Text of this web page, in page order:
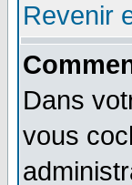
Revenir
Dans
vous